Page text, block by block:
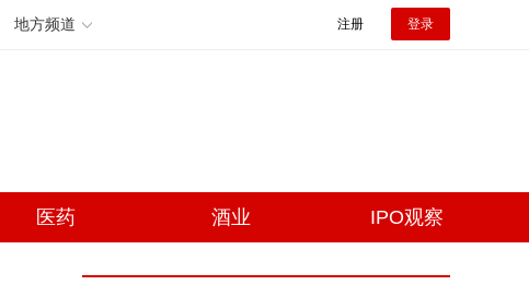
地方频道 注册 登录
医药 酒业 IPO观察